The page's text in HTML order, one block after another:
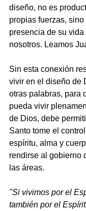
diseño, no es
propias fuerzas,
presencia de su vida
nosotros. Leamos
Sin esta conexión
vivir en el diseño de
otras palabras, para
pueda vivir
de Dios, debe
Santo tome el
espíritu, alma y
rendirse al gobierno
las áreas.
"Si vivimos por el
también por el